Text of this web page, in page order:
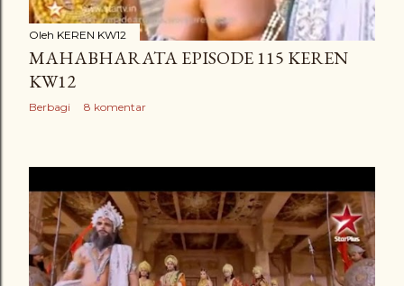
Oleh KEREN KW12
MAHABHARATA EPISODE 115 KEREN
KW12
Berbagi 8 komentar